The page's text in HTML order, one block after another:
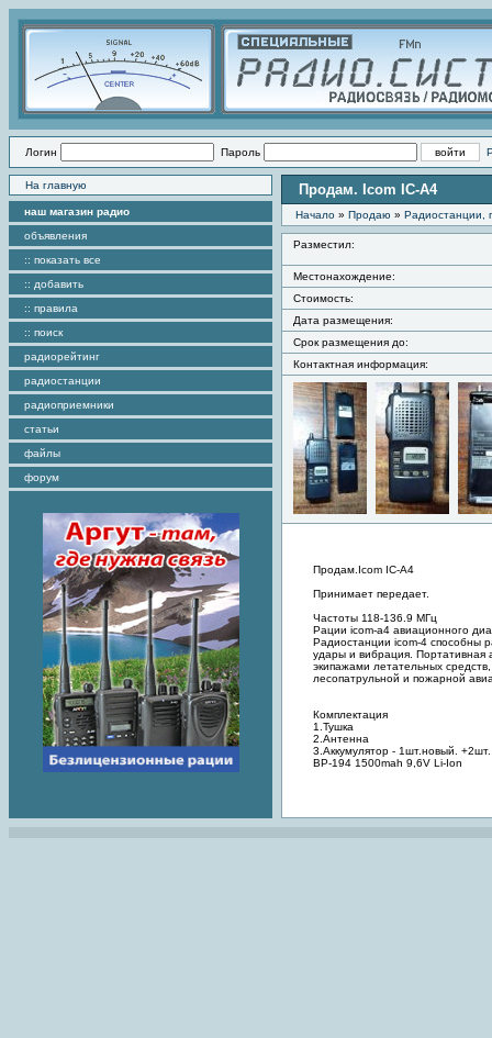
Логин Пароль
На главную
наш магазин радио
объявления
:: показать все
:: добавить
:: правила
:: поиск
радиорейтинг
радиостанции
радиоприемники
статьи
файлы
форум
Продам. Icom IC-A4
Начало » Продаю » Радиостанции,
Разместил:
Местонахождение:
Стоимость:
Дата размещения:
Срок размещения до:
Контактная информация:
Продам.Icom IC-A4
Принимает передает.
Частоты 118-136.9 МГц
Рации icom-a4 авиационного
Радиостанции icom-4 способны
удары и вибрация. Портативная
экипажами летательных
лесопатрульной и пожарной
Комплектация
1.Тушка
2.Антенна
3.Аккумулятор - 1шт.новый. +2шт.
BP-194 1500mah 9,6V Li-Ion